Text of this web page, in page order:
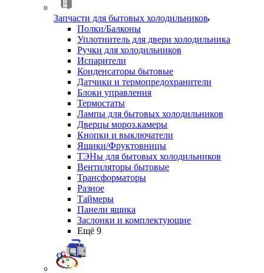
Запчасти для бытовых холодильников
Полки/Балконы
Уплотнитель для двери холодильника
Ручки для холодильников
Испарители
Конденсаторы бытовые
Датчики и термопредохранители
Блоки управления
Термостаты
Лампы для бытовых холодильников
Дверцы мороз.камеры
Кнопки и выключатели
Ящики/Фруктовницы
ТЭНы для бытовых холодильников
Вентиляторы бытовые
Трансформаторы
Разное
Таймеры
Панели ящика
Заслонки и комплектующие
Ещё 9